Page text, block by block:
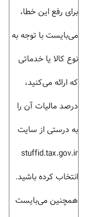
برای رفع این خطا،
می‌بایست با توجه به
نوع کالا یا خدماتی
که ارائه می‌کنید،
درصد مالیات آن را
به درستی از سایت
stuffid.tax.gov.ir
انتخاب کرده باشید.
همچنین می‌بایست